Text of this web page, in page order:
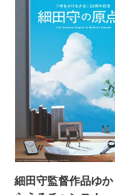
細田守監督作品ゆ